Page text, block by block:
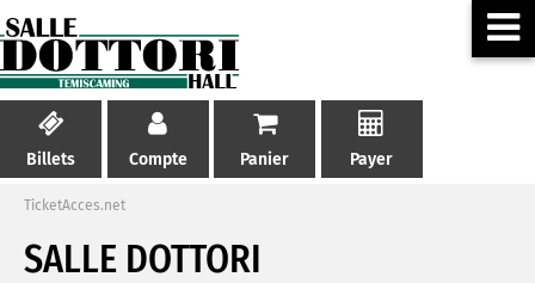
Billets Compte Panier Payer
TicketAcces.net
SALLE DOTTORI